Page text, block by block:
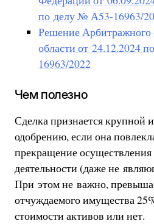
по делу № А53-16963/
Решение Арбитражного
области от 24.12.2024
16963/2022
Чем полезно
Сделка признается крупной
одобрению, если она
прекращение
деятельности (даже не
При этом не важно,
отчуждаемого имущества
стоимости активов или нет.